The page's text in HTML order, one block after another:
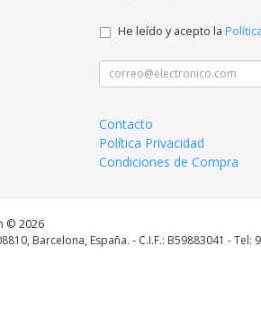
He leído y acepto la
Contacto
Política Privacidad
Condiciones de Compra
© 2026
Barcelona, España. - C.I.F.: B59883041 - Tel: